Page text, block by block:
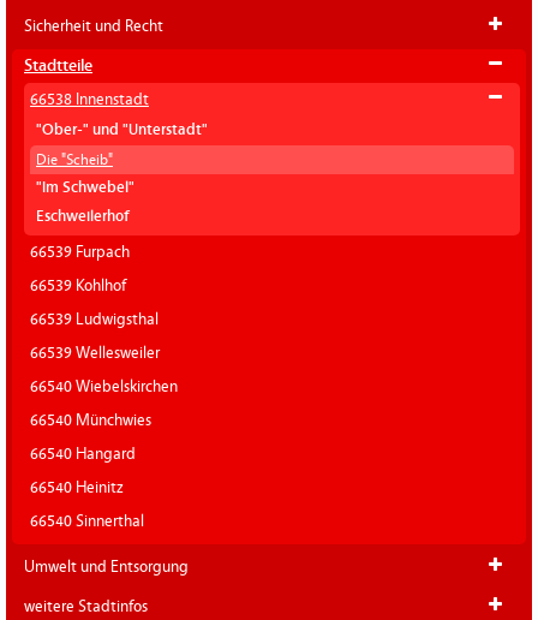
Sicherheit und Recht
Stadtteile
66538 Innenstadt
"Ober-" und "Unterstadt"
Die "Scheib"
"Im Schwebel"
Eschweilerhof
66539 Furpach
66539 Kohlhof
66539 Ludwigsthal
66539 Wellesweiler
66540 Wiebelskirchen
66540 Münchwies
66540 Hangard
66540 Heinitz
66540 Sinnerthal
Umwelt und Entsorgung
weitere Stadtinfos